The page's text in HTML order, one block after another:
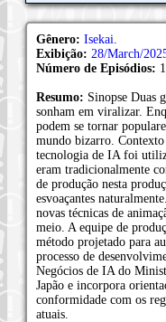
Gênero: Isekai
Exibição: 28/March/
Número de Episódios: 1
Resumo: Sinopse Duas
sonham em viralizar.
podem se tornar
mundo bizarro.
tecnologia de IA foi
eram tradicionalmente
de produção nesta
esvoaçantes
novas técnicas de
meio. A equipe de
método projetado para
processo de
Negócios de IA do
Japão e incorpora
conformidade com os
atuais.